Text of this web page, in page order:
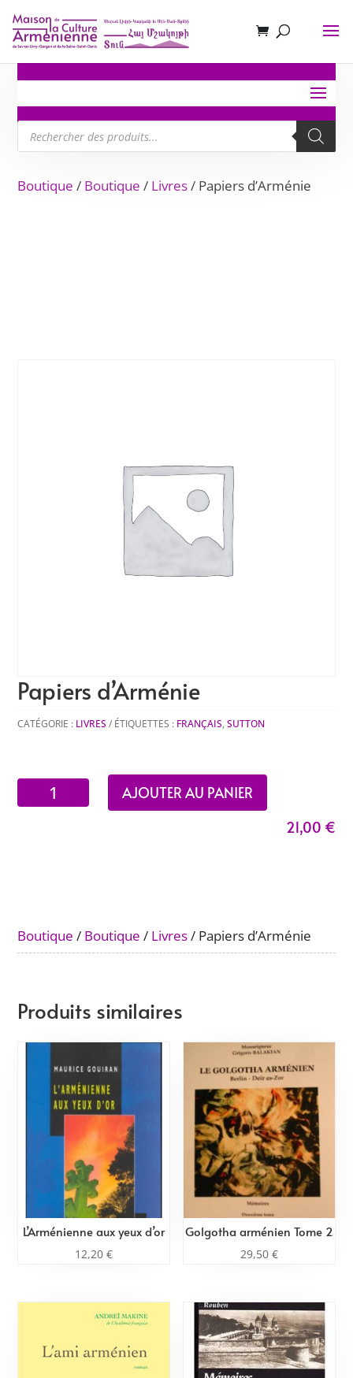
Recherche
de
produits
Boutique / Boutique / Livres/ Papiers d’Arménie
Papiers d’Arménie
CATÉGORIE : LIVRES ÉTIQUETTES : FRANÇAIS,SUTTON
quantité
de
AJOUTER AU PANIER
21,00 €
Boutique / Boutique / Livres/ Papiers d’Arménie
Produits similaires
L’Arménienne aux yeux d’or
12,20€
Golgotha arménien Tome 2
29,50 €